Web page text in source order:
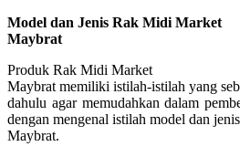
Model dan Jenis Rak Midi Market
Maybrat
Produk Rak Midi Market
Maybrat memiliki istilah-istilah yang
dahulu agar memudahkan dalam
dengan mengenal istilah model dan
Maybrat.